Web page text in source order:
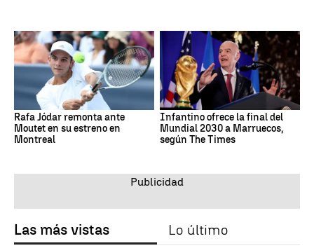
Rafa Jódar remonta ante
Moutet en su estreno en
Montreal
Infantino ofrece la final del
Mundial 2030 a Marruecos,
según The Times
Las más vistas Lo último